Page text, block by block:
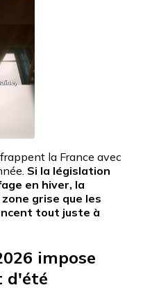
frappent la France avec
Si la législation
en hiver, la
grise que les
tout juste à
impose
d'été